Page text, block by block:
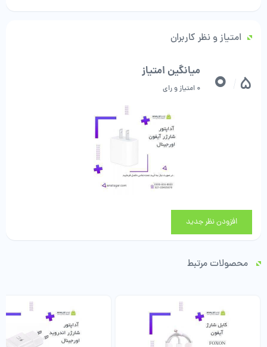
امتیاز و نظر کاربران
5
0 میانگین امتیاز
0 امتیاز و رای
افزودن نظر جدید
محصولات مرتبط